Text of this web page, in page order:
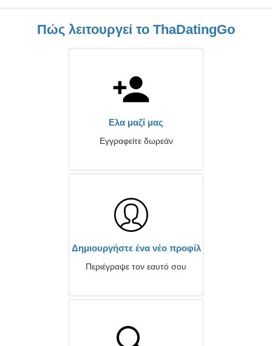
Πώς λειτουργεί το ThaDatingGo
Ελα μαζί μας
Εγγραφείτε δωρεάν
Δημιουργήστε ένα νέο προφίλ
Περιέγραψε τον εαυτό σου